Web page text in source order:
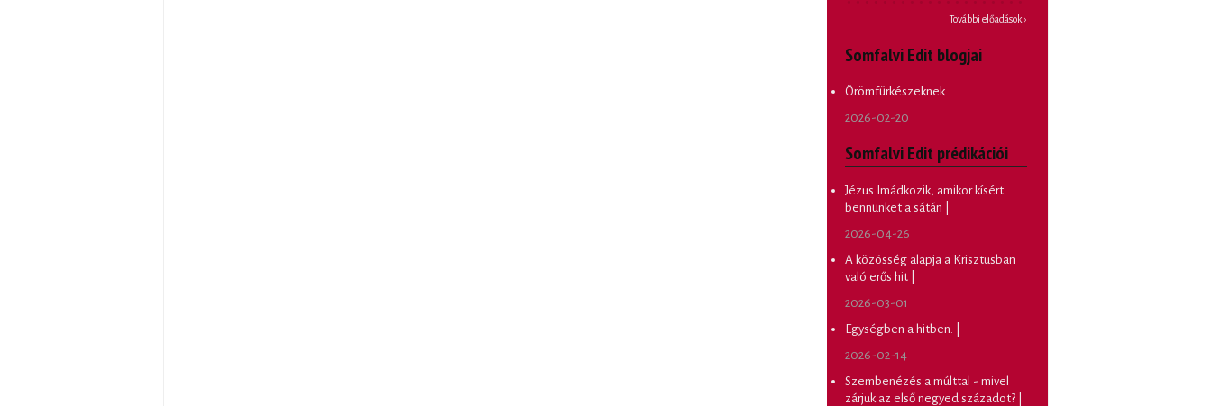
További előadások ›
Somfalvi Edit blogjai
Örömfürkészeknek
2026-02-20
Somfalvi Edit prédikációi
Jézus Imádkozik, amikor kísért
bennünket a sátán |
2026-04-26
A közösség alapja a Krisztusban
való erős hit |
2026-03-01
Egységben a hitben. |
2026-02-14
Szembenézés a múlttal - mivel
zárjuk az első negyed századot? |